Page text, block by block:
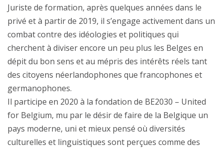
Juriste de formation, après quelques années dans le
privé et à partir de 2019, il s’engage activement dans un
combat contre des idéologies et politiques qui
cherchent à diviser encore un peu plus les Belges en
dépit du bon sens et au mépris des intérêts réels tant
des citoyens néerlandophones que francophones et
germanophones.
Il participe en 2020 à la fondation de BE2030 – United
for Belgium, mu par le désir de faire de la Belgique un
pays moderne, uni et mieux pensé où diversités
culturelles et linguistiques sont perçues comme des